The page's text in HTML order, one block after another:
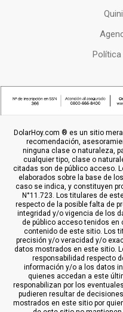
Política
DolarHoy.com ® es un sitio
recomendación,
ninguna clase o naturaleza,
cualquier tipo, clase o
citadas son de público acceso.
elaborados sobre la base de
caso se indica, y constituyen
N°11.723. Los titulares de
respecto de la posible falta de
integridad y/o vigencia de los
de público acceso tenidos en
contenido de este sitio. Los
precisión y/o veracidad y/o
datos mostrados en este sitio.
responsabilidad respecto
información y/o a los datos
quienes accedan a este
responabilizan por los
pudieren resultar de
mostrados en este sitio por